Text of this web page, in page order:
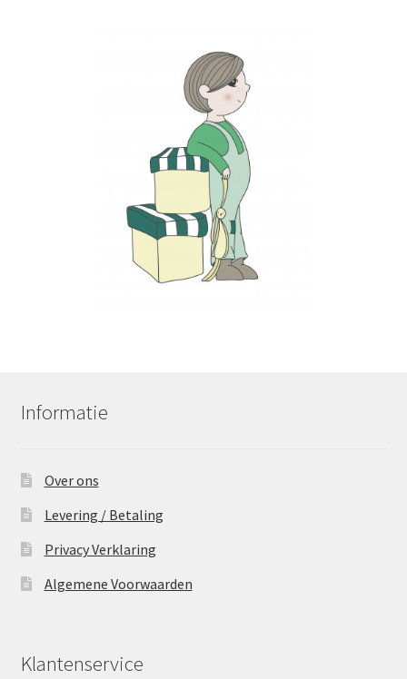
Informatie
Over ons
Levering / Betaling
Privacy Verklaring
Algemene Voorwaarden
Klantenservice